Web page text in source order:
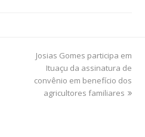
next
post:
Josias Gomes participa em
Ituaçu da assinatura de
convênio em benefício dos
agricultores familiares